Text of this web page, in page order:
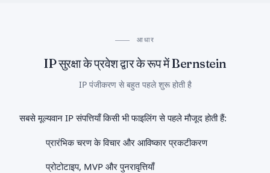
आधार
IP सुरक्षा के प्रवेश द्वार के रूप में Bernstein
IP पंजीकरण से बहुत पहले शुरू होती है
सबसे मूल्यवान IP संपत्तियाँ किसी भी फाइलिंग से पहले मौजूद होती हैं:
प्रारंभिक चरण के विचार और आविष्कार प्रकटीकरण
प्रोटोटाइप, MVP और पुनरावृत्तियाँ